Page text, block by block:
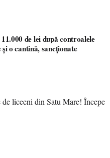
de lei după controalele
o cantină, sancționate